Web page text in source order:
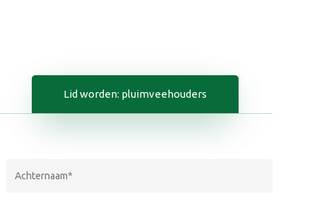
Lid worden: pluimveehouders